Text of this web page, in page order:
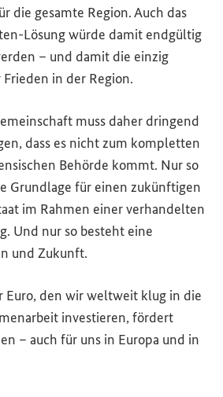
die gesamte Region. Auch das
Lösung würde damit endgültig
– und damit die einzig
in der Region.
muss daher dringend
dass es nicht zum kompletten
Behörde kommt. Nur so
Grundlage für einen zukünftigen
im Rahmen einer verhandelten
Und nur so besteht eine
und Zukunft.
Euro, den wir weltweit klug in die
investieren, fördert
– auch für uns in Europa und in